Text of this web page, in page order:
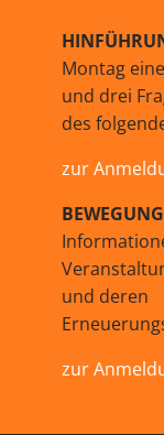
Montag
und drei
des
zur
und deren
zur